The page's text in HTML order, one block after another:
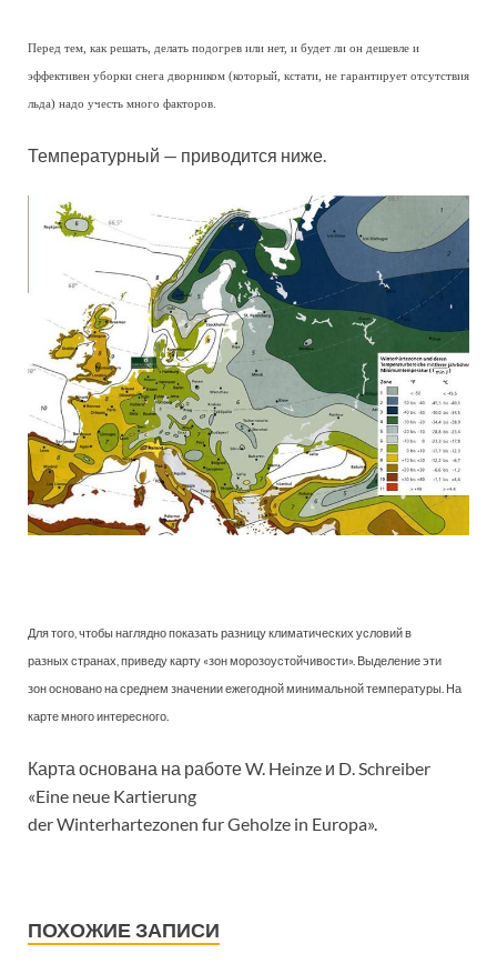
Перед тем, как решать, делать подогрев или нет, и будет ли он дешевле и
эффективен уборки снега дворником (который, кстати, не гарантирует отсутствия
льда) надо учесть много факторов.
Температурный — приводится ниже.
Для того, чтобы наглядно показать разницу климатических условий в
разных странах, приведу карту «зон морозоустойчивости». Выделение эти
зон основано на среднем значении ежегодной минимальной температуры. На
карте много интересного.
Карта основана на работе W. Heinze и D. Schreiber
«Eine neue Kartierung
der Winterhartezonen fur Geholze in Europa».
ПОХОЖИЕ ЗАПИСИ